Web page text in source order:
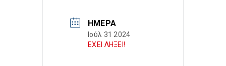
ΗΜΈΡΑ
Ιούλ 31 2024
ΕΧΕΙ ΛΗΞΕΙ!